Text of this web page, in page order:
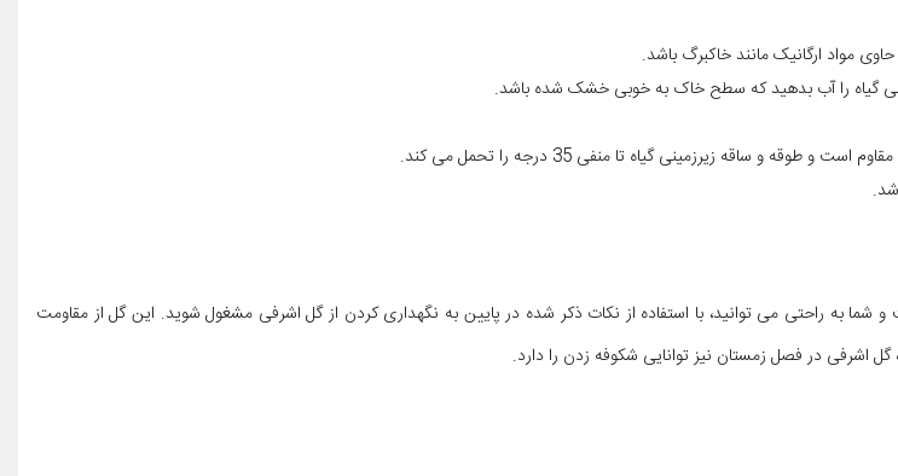
مواد ارگانیک مانند خاکبرگ باشد.
گیاه را آب بدهید که سطح خاک به خوبی خشک شده باشد.
به راحتی می توانید، با استفاده از نکات ذکر شده در پایین به نگهداری کردن از گل اشرفی مشغول شوید. این گل از مقاومت
اشرفی در فصل زمستان نیز توانایی شکوفه زدن را دارد.